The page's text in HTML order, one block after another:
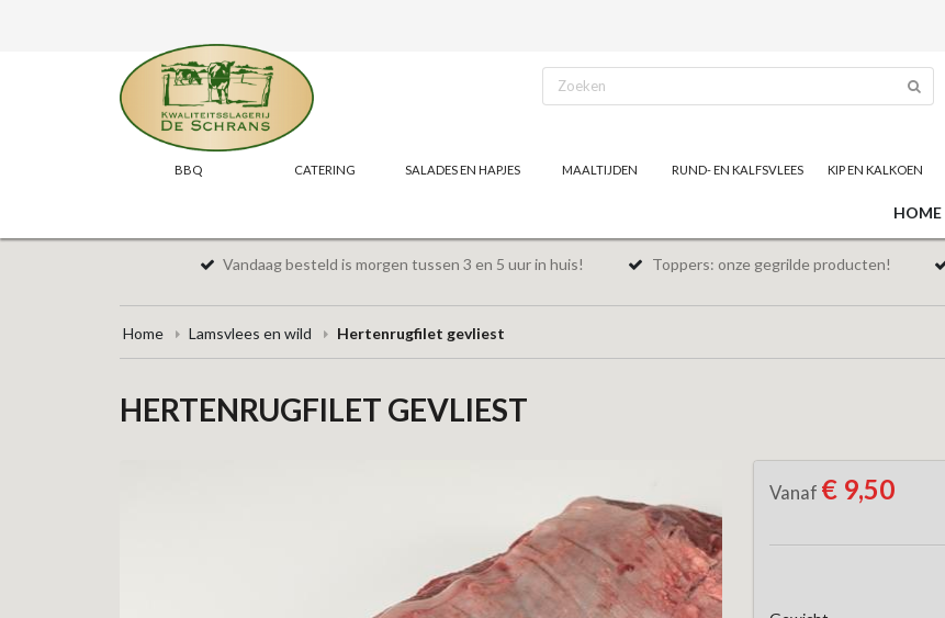
BBQ CATERING SALADES EN HAPJES MAALTIJDEN RUND- EN KALFSVLEES KIP EN KALKOEN
HOME
Vandaag besteld is morgen tussen 3 en 5 uur in huis! Toppers: onze gegrilde producten!
Home Lamsvlees en wild Hertenrugfilet gevliest
HERTENRUGFILET GEVLIEST
Vanaf € 9,50